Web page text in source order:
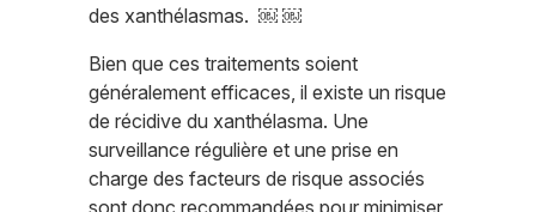
des xanthélasmas. ￼ ￼
Bien que ces traitements soient
généralement efficaces, il existe un risque
de récidive du xanthélasma. Une
surveillance régulière et une prise en
charge des facteurs de risque associés
sont donc recommandées pour minimiser